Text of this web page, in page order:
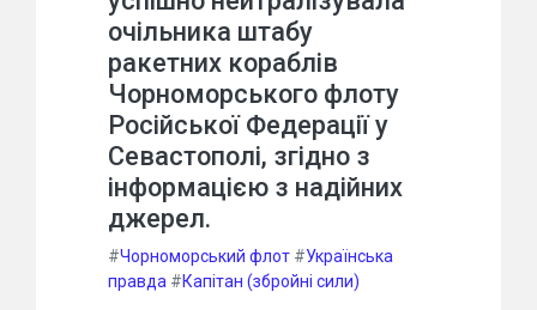
очільника штабу
ракетних кораблів
Чорноморського флоту
Російської Федерації у
Севастополі, згідно з
інформацією з надійних
джерел.
#Чорноморський флот #Українська
правда #Капітан (збройні сили)